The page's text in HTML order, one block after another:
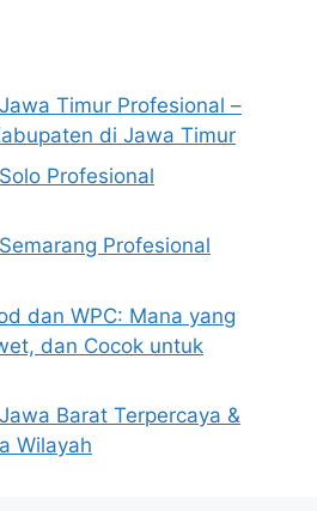
Timur Profesional –
di Jawa Timur
Profesional
Profesional
dan WPC: Mana yang
dan Cocok untuk
Barat Terpercaya &
Wilayah